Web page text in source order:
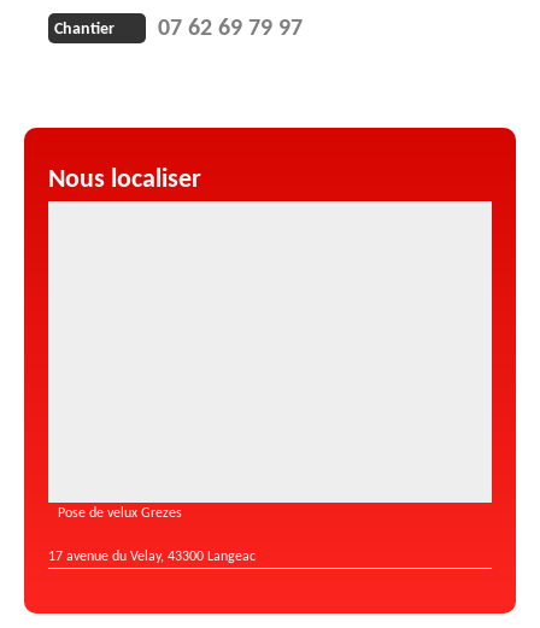
Chantier 07 62 69 79 97
Nous localiser
Pose de velux Grezes
17 avenue du Velay, 43300 Langeac